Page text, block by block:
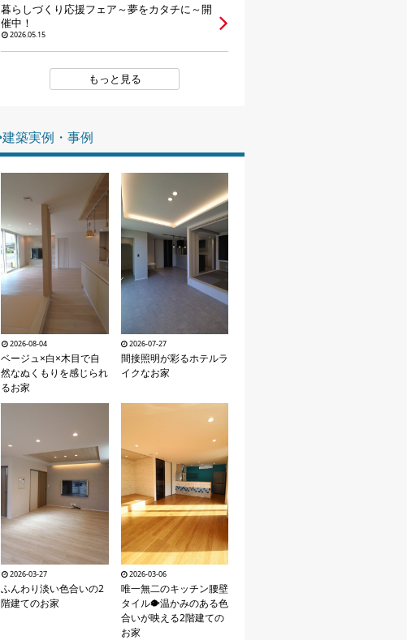
家づくりの知識
お問い合わせ
暮らしづくり応援フェア～夢をカタチに～開
催中！
2026.05.15
もっと見る
建築実例・事例
2026-08-04
ベージュ×白×木目で自
然なぬくもりを感じられ
るお家
2026-07-27
間接照明が彩るホテルラ
イクなお家
2026-03-27
ふんわり淡い色合いの2
階建てのお家
2026-03-06
唯一無二のキッチン腰壁
タイル🐡温かみのある色
合いが映える2階建ての
お家